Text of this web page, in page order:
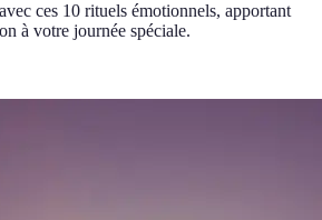
ces 10 rituels émotionnels, apportant
à votre journée spéciale.